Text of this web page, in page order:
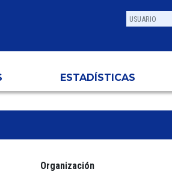
ESTADÍSTICAS
Organización